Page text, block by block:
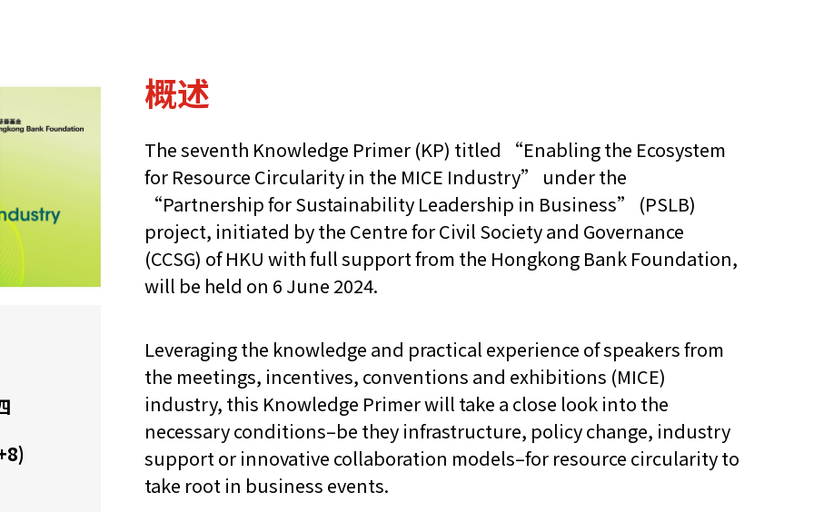
遇：政府招标公告 推荐表格 其他语文内容 招聘
概述
The seventh Knowledge Primer (KP) titled “Enabling the Ecosystem
for Resource Circularity in the MICE Industry” under the
“Partnership for Sustainability Leadership in Business” (PSLB)
project, initiated by the Centre for Civil Society and Governance
(CCSG) of HKU with full support from the Hongkong Bank Foundation,
will be held on 6 June 2024.
Leveraging the knowledge and practical experience of speakers from
the meetings, incentives, conventions and exhibitions (MICE)
industry, this Knowledge Primer will take a close look into the
necessary conditions–be they infrastructure, policy change, industry
support or innovative collaboration models–for resource circularity to
take root in business events.